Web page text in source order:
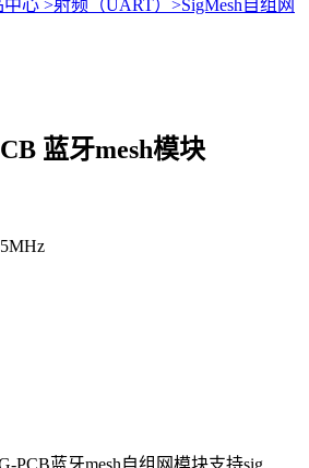
中心 >射频（UART）>SigMesh自组网
蓝牙mesh模块
PCB蓝牙mesh自组网模块支持sig